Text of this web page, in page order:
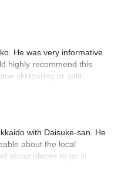
He was very informative
highly recommend this
ski touring or split
with Daisuke-san. He
about the local
about places to go in
had ended, Daisuke-san